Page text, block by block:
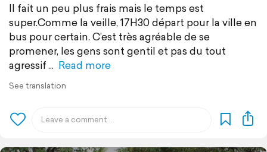
Il fait un peu plus frais mais le temps est
super.Comme la veille, 17H30 départ pour la ville en
bus pour certain. C’est très agréable de se
promener, les gens sont gentil et pas du tout
agressif
Read more
See translation